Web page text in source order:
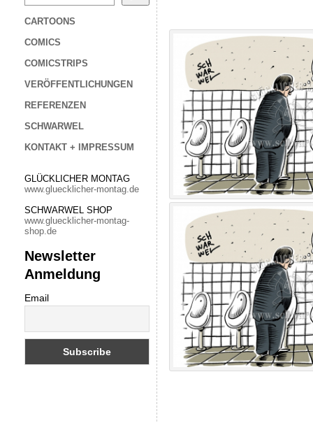
CARTOONS
COMICS
COMICSTRIPS
VERÖFFENTLICHUNGEN
REFERENZEN
SCHWARWEL
KONTAKT + IMPRESSUM
GLÜCKLICHER MONTAG
www.gluecklicher-montag.de
SCHWARWEL SHOP
www.gluecklicher-montag-
shop.de
Newsletter
Anmeldung
Email